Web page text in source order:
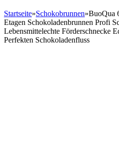
Startseite»Schokobrunnen»BuoQua
Etagen Schokoladenbrunnen Profi
Lebensmittelechte Förderschnecke
Perfekten Schokoladenfluss